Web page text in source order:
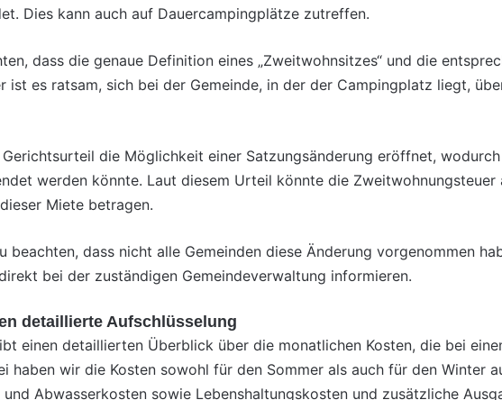
Dies kann auch auf Dauercampingplätze zutreffen.
dass die genaue Definition eines „Zweitwohnsitzes“ und die
ist es ratsam, sich bei der Gemeinde, in der der Campingplatz liegt,
die Möglichkeit einer Satzungsänderung eröffnet,
werden könnte. Laut diesem Urteil könnte die
Miete betragen.
beachten, dass nicht alle Gemeinden diese Änderung vorgenommen
bei der zuständigen Gemeindeverwaltung informieren.
detaillierte Aufschlüsselung
einen detaillierten Überblick über die monatlichen Kosten, die bei
haben wir die Kosten sowohl für den Sommer als auch für den Winter
Abwasserkosten sowie Lebenshaltungskosten und zusätzliche